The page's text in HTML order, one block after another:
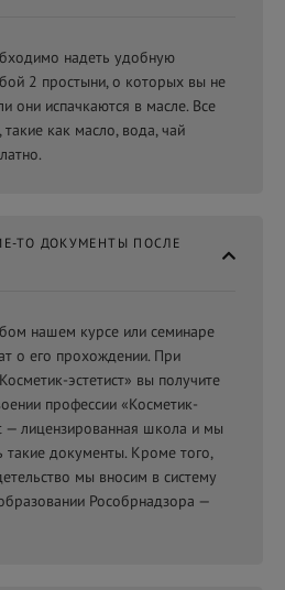
надеть удобную
2 простыни, о которых вы не
они испачкаются в масле. Все
как масло, вода, чай
ТО ДОКУМЕНТЫ ПОСЛЕ
нашем курсе или семинаре
о его прохождении. При
эстетист» вы получите
профессии «Косметик-
— лицензированная школа и мы
документы. Кроме того,
мы вносим в систему
Рособрнадзора —